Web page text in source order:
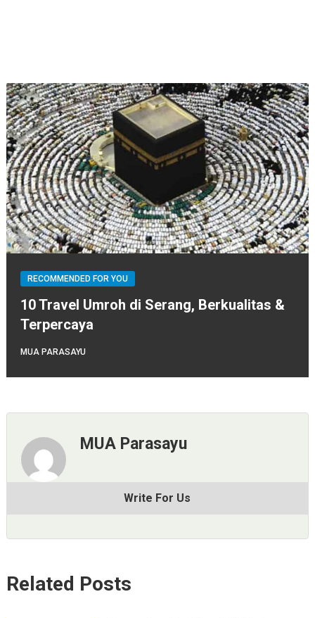
RECOMMENDED FOR YOU
10 Travel Umroh di Serang, Berkualitas &
Terpercaya
MUA PARASAYU
MUA Parasayu
Write For Us
Related Posts